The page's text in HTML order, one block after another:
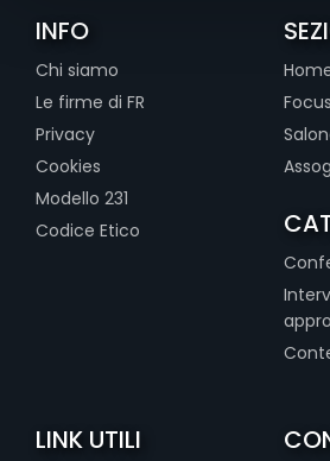
INFO
Chi siamo
Le firme di FR
Privacy
Cookies
Modello 231
Codice Etico
LINK UTILI